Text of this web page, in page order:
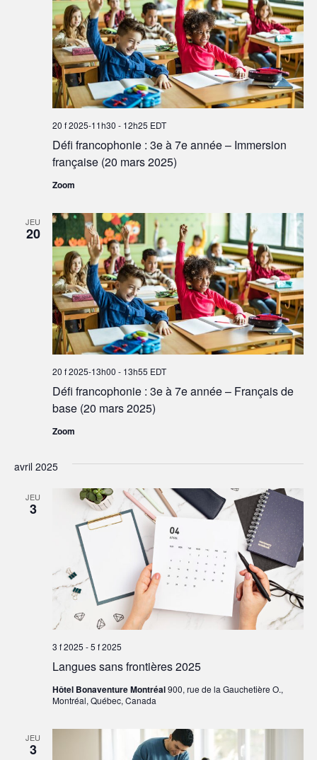
Défi francophonie : 3e à 7e année – Immersion
française (20 mars 2025)
20 f 2025-11h30 - 12h25 EDT
Zoom
JEU
20
Défi francophonie : 3e à 7e année – Français de
base (20 mars 2025)
20 f 2025-13h00 - 13h55 EDT
Zoom
avril 2025
JEU
3
Langues sans frontières 2025
3 f 2025 -5 f 2025
Hôtel Bonaventure Montréal900, rue de la Gauchetière O.,
Montréal, Québec, Canada
JEU
3